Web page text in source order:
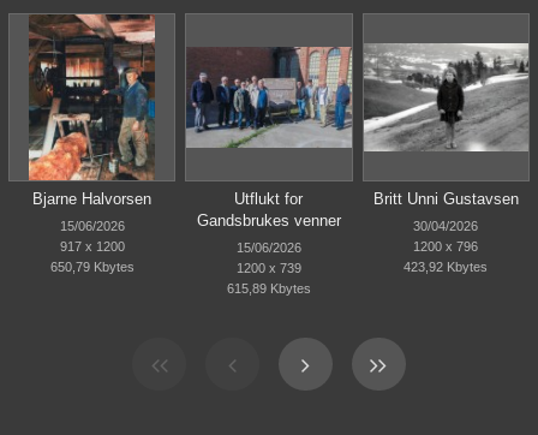
Bjarne Halvorsen
15/06/2026
917 x 1200
650,79 Kbytes
Utflukt for
Gandsbrukes venner
15/06/2026
1200 x 739
615,89 Kbytes
Britt Unni Gustavsen
30/04/2026
1200 x 796
423,92 Kbytes